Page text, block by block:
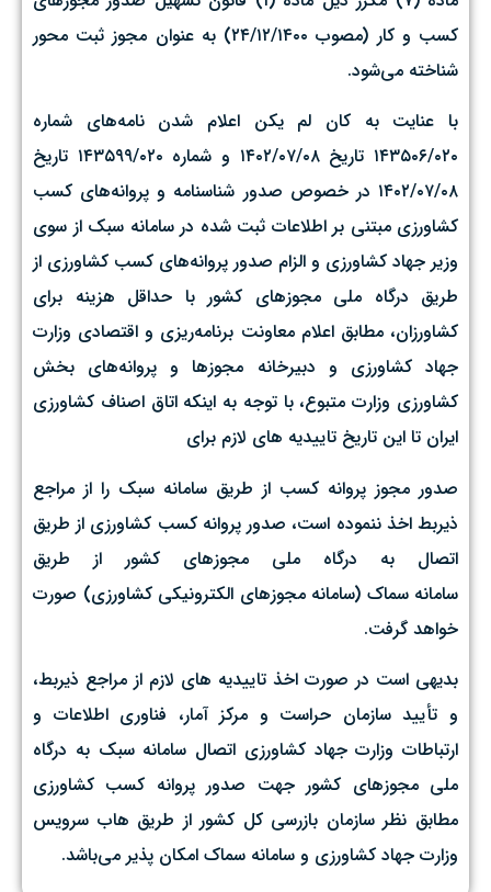
کسب و کار (مصوب ۲۴/۱۲/۱۴۰۰) به عنوان مجوز ثبت محور
شناخته می‌شود.
با عنایت به کان لم یکن اعلام شدن نامه‌های شماره
۱۴۳۵۰۶/۰۲۰ تاریخ ۰۸/‏۰۷/‏۱۴۰۲‬ و شماره ۱۴۳۵۹۹/۰۲۰ تاریخ
۰۸/‏۰۷/‏۱۴۰۲‬ در خصوص صدور شناسنامه و پروانه‌های کسب
کشاورزی مبتنی بر اطلاعات ثبت شده در سامانه سبک از سوی
وزیر جهاد کشاورزی و الزام صدور پروانه‌های کسب کشاورزی از
طریق درگاه ملی مجوزهای کشور با حداقل هزینه برای
کشاورزان، مطابق اعلام معاونت برنامه‌ریزی و اقتصادی وزارت
جهاد کشاورزی و دبیرخانه مجوزها و پروانه‌های بخش
کشاورزی وزارت متبوع، با توجه به اینکه اتاق اصناف کشاورزی
ایران تا این تاریخ تاییدیه های لازم برای
صدور مجوز پروانه کسب از طریق سامانه سبک را از مراجع
ذیربط اخذ ننموده است، صدور پروانه کسب کشاورزی از طریق
اتصال به درگاه ملی مجوزهای کشور از طریق
سامانه سماک (سامانه مجوزهای الکترونیکی کشاورزی) صورت
خواهد گرفت.
بدیهی است در صورت اخذ تاییدیه های لازم از مراجع ذیربط،
و تأیید سازمان حراست و مرکز آمار، فناوری اطلاعات و
ارتباطات وزارت جهاد کشاورزی اتصال سامانه سبک به درگاه
ملی مجوزهای کشور جهت صدور پروانه کسب کشاورزی
مطابق نظر سازمان بازرسی کل کشور از طریق هاب سرویس
وزارت جهاد کشاورزی و سامانه سماک امکان پذیر می‌باشد.